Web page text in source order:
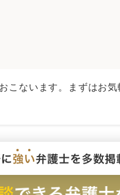
こないます。まずはお気